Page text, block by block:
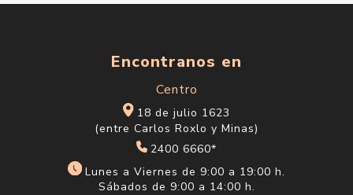
Encontranos en
Centro
18 de julio 1623
(entre Carlos Roxlo y Minas)
2400 6660*
Lunes a Viernes de 9:00 a 19:00 h.
Sábados de 9:00 a 14:00 h.